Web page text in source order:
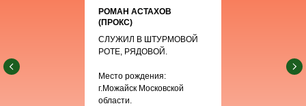
РОМАН АСТАХОВ
(ПРОКС)
СЛУЖИЛ В ШТУРМОВОЙ
РОТЕ, РЯДОВОЙ.
Место рождения:
г.Можайск Московской
области.